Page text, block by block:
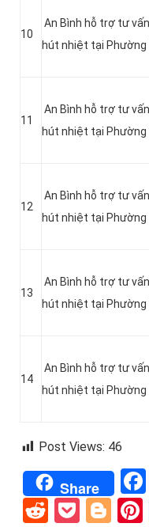
10
An Bình hỗ trợ tư
hút nhiệt tại Phường
11
An Bình hỗ trợ tư
hút nhiệt tại Phường
12
An Bình hỗ trợ tư
hút nhiệt tại Phường
13
An Bình hỗ trợ tư
hút nhiệt tại Phường
14
An Bình hỗ trợ tư
hút nhiệt tại Phường
Post Views: 46
Share
Reddit